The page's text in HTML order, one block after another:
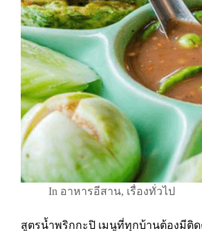
In อาหารอีสาน, เรื่องทั่วไป
สูตรน้ำพริกกะปิ เมนูที่ทุกบ้านต้องมีติด